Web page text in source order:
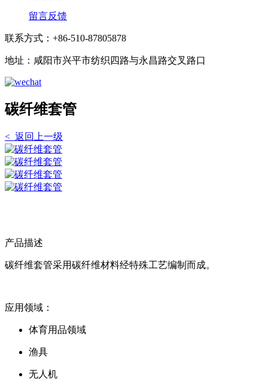
留言反馈
联系方式：+86-510-87805878
地址：咸阳市兴平市纺织四路与永昌路交叉路口
碳纤维套管
< 返回上一级
产品描述
碳纤维套管采用碳纤维材料经特殊工艺编制而成。
应用领域：
体育用品领域
渔具
无人机